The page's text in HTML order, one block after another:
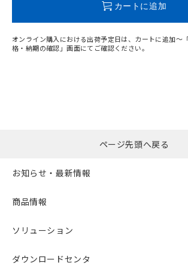
カートに追加
オンライン購入における出荷予定日は、カートに追加～
格・納期の確認」画面にてご確認ください。
ページ先頭へ戻る
お知らせ・最新情報
商品情報
ソリューション
ダウンロードセンタ